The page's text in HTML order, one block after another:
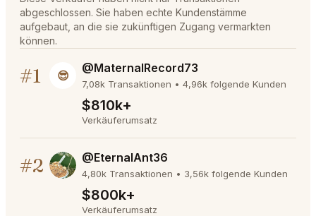
abgeschlossen. Sie haben echte Kundenstämme
aufgebaut, an die sie zukünftigen Zugang vermarkten
können.
#1 😎
@MaternalRecord73
7,08k Transaktionen • 4,96k folgende Kunden
$810k+
Verkäuferumsatz
#2 @EternalAnt36
4,80k Transaktionen • 3,56k folgende Kunden
$800k+
Verkäuferumsatz